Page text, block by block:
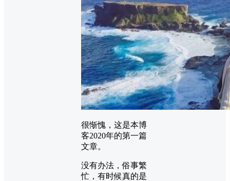
很惭愧，这是本博
客2020年的第一篇
文章。
没有办法，俗事繁
忙，有时候真的是